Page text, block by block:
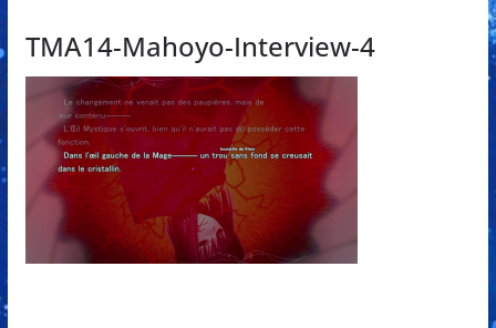
TMA14-Mahoyo-Interview-4